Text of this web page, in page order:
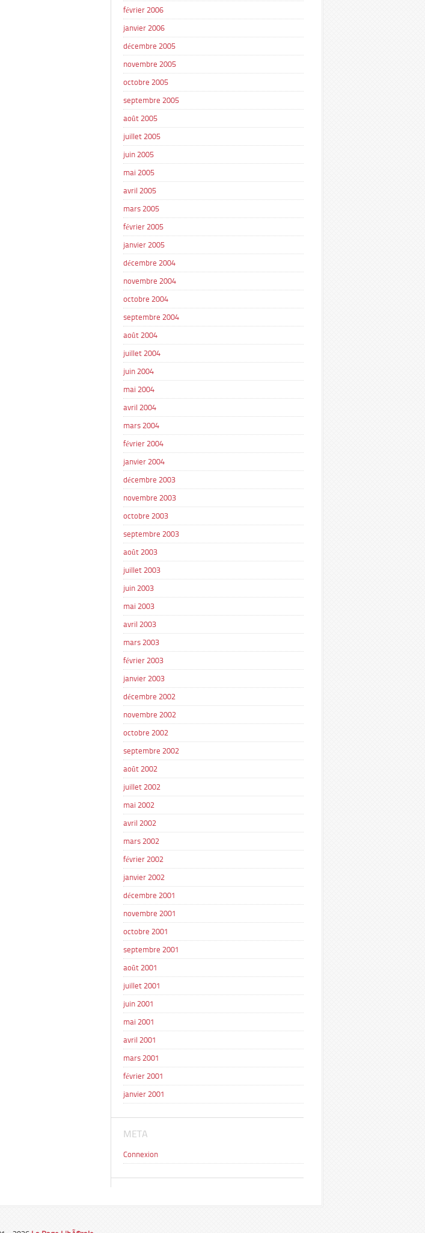
février 2006
janvier 2006
décembre 2005
novembre 2005
octobre 2005
septembre 2005
août 2005
juillet 2005
juin 2005
mai 2005
avril 2005
mars 2005
février 2005
janvier 2005
décembre 2004
novembre 2004
octobre 2004
septembre 2004
août 2004
juillet 2004
juin 2004
mai 2004
avril 2004
mars 2004
février 2004
janvier 2004
décembre 2003
novembre 2003
octobre 2003
septembre 2003
août 2003
juillet 2003
juin 2003
mai 2003
avril 2003
mars 2003
février 2003
janvier 2003
décembre 2002
novembre 2002
octobre 2002
septembre 2002
août 2002
juillet 2002
mai 2002
avril 2002
mars 2002
février 2002
janvier 2002
décembre 2001
novembre 2001
octobre 2001
septembre 2001
août 2001
juillet 2001
juin 2001
mai 2001
avril 2001
mars 2001
février 2001
janvier 2001
META
Connexion